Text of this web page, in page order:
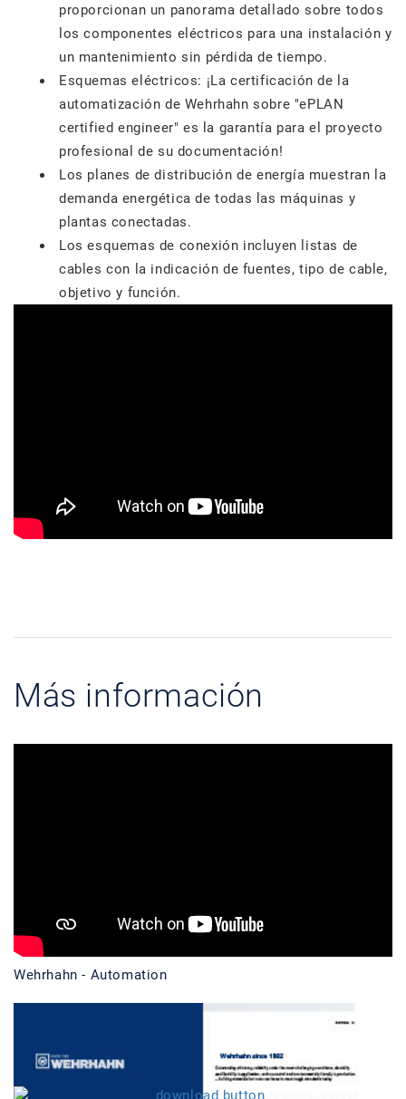
proporcionan un panorama detallado sobre todos
los componentes eléctricos para una instalación y
un mantenimiento sin pérdida de tiempo.
Esquemas eléctricos: ¡La certificación de la
automatización de Wehrhahn sobre "ePLAN
certified engineer" es la garantía para el proyecto
profesional de su documentación!
Los planes de distribución de energía muestran la
demanda energética de todas las máquinas y
plantas conectadas.
Los esquemas de conexión incluyen listas de
cables con la indicación de fuentes, tipo de cable,
objetivo y función.
Más información
Wehrhahn - Automation